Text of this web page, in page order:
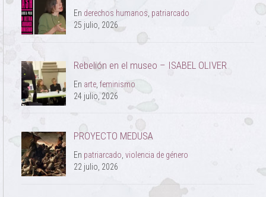
En derechos humanos, patriarcado
25 julio, 2026
Rebelión en el museo – ISABEL OLIVER
En arte, feminismo
24 julio, 2026
PROYECTO MEDUSA
En patriarcado violencia de género
22 julio, 2026